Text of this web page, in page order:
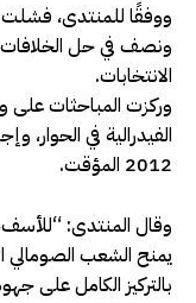
ووفقًا للمنتدى،
ونصف في حل الخلافات
الانتخابات.
وركزت المباحثات على
الفيدرالية في الحوار،
2012 المؤقت.
وقال المنتدى:
يمنح الشعب الصومالي
بالتركيز الكامل على